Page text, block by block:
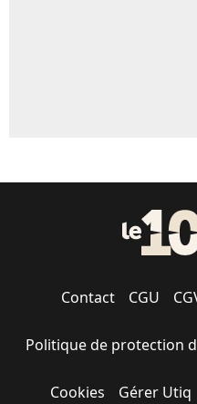
Contact CGU
Politique de protection
Cookies Gérer Utiq